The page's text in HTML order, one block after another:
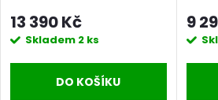
13 390 Kč
Skladem 2 ks
DO KOŠÍKU
9